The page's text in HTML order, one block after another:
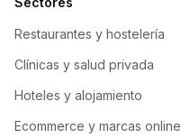
Restaurantes y hostelería
Clínicas y salud privada
Hoteles y alojamiento
Ecommerce y marcas online